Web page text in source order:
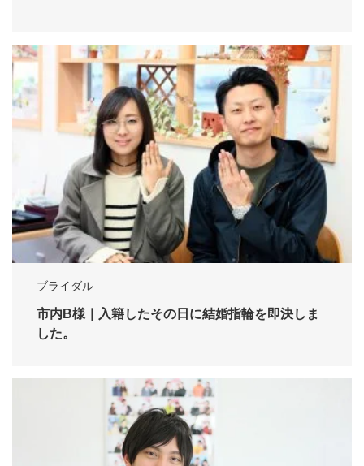
ブライダル
市内B様｜入籍したその日に結婚指輪を即決しま
した。